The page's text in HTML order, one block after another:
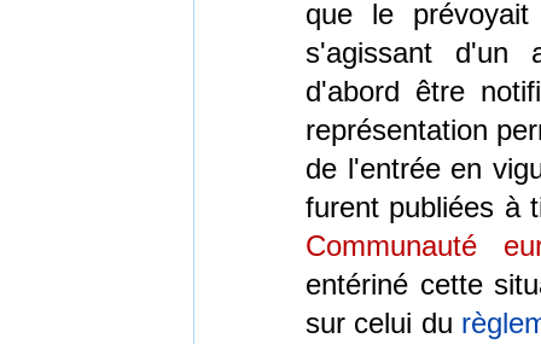
que le
s'agissant d'un
d'abord être
représentation
de l'entrée en
furent publiées à
Communauté
entériné cette
sur celui du